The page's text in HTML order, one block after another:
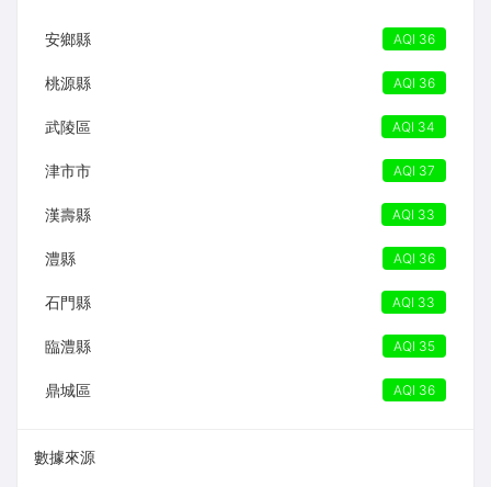
安鄉縣 AQI 36
桃源縣 AQI 36
武陵區 AQI 34
津市市 AQI 37
漢壽縣 AQI 33
澧縣 AQI 36
石門縣 AQI 33
臨澧縣 AQI 35
鼎城區 AQI 36
數據來源